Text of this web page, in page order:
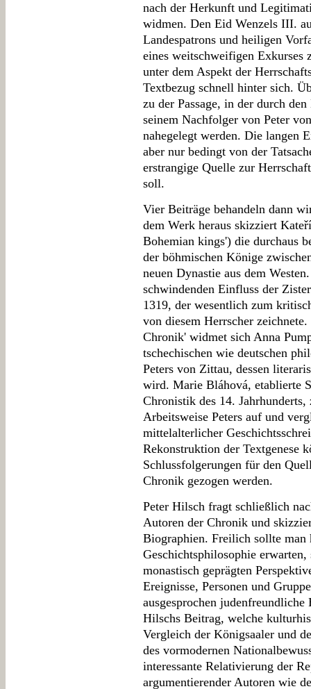
nach der Herkunft und
widmen. Den Eid Wenzels III.
Landespatrons und heiligen
eines weitschweifigen Exkurses
unter dem Aspekt der
Textbezug schnell hinter sich.
zu der Passage, in der durch
seinem Nachfolger von Peter
nahegelegt werden. Die langen
aber nur bedingt von der
erstrangige Quelle zur
soll.
Vier Beiträge behandeln dann
dem Werk heraus skizziert
Bohemian kings') die durchaus
der böhmischen Könige
neuen Dynastie aus dem
schwindenden Einfluss der
1319, der wesentlich zum
von diesem Herrscher
Chronik' widmet sich Anna
tschechischen wie deutschen
Peters von Zittau, dessen
wird. Marie Bláhová, etablierte
Chronistik des 14.
Arbeitsweise Peters auf und
mittelalterlicher
Rekonstruktion der Textgenese
Schlussfolgerungen für den
Chronik gezogen werden.
Peter Hilsch fragt schließlich
Autoren der Chronik und
Biographien. Freilich sollte man
Geschichtsphilosophie
monastisch geprägten
Ereignisse, Personen und
ausgesprochen
Hilschs Beitrag, welche
Vergleich der Königsaaler und
des vormodernen
interessante Relativierung der
argumentierender Autoren wie